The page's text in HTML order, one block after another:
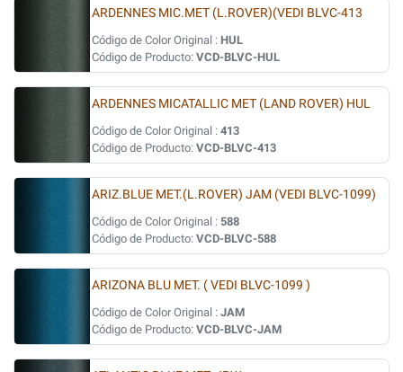
ARDENNES MIC.MET (L.ROVER)(VEDI BLVC-413
Código de Color Original : HUL
Código de Producto: VCD-BLVC-HUL
ARDENNES MICATALLIC MET (LAND ROVER) HUL
Código de Color Original : 413
Código de Producto: VCD-BLVC-413
ARIZ.BLUE MET.(L.ROVER) JAM (VEDI BLVC-1099)
Código de Color Original : 588
Código de Producto: VCD-BLVC-588
ARIZONA BLU MET. ( VEDI BLVC-1099 )
Código de Color Original : JAM
Código de Producto: VCD-BLVC-JAM